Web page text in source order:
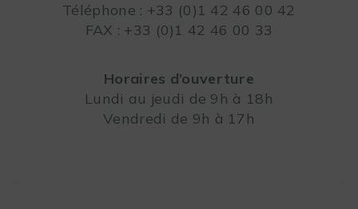
Téléphone : +33 (0)1 42 46 00 42
FAX : +33 (0)1 42 46 00 33
Horaires d’ouverture
Lundi au jeudi de 9h à 18h
Vendredi de 9h à 17h